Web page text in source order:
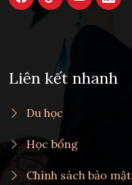
Liên kết nhanh
Du học
Học bổng
Chính sách bảo mật